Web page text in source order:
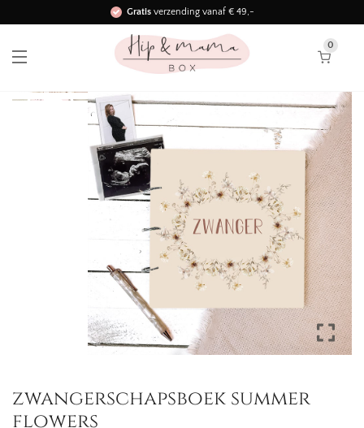
Gratisverzending vanaf € 49,-
Binnen 3 werkdagen in huis!
0
zwangerschapsboek summer
flowers